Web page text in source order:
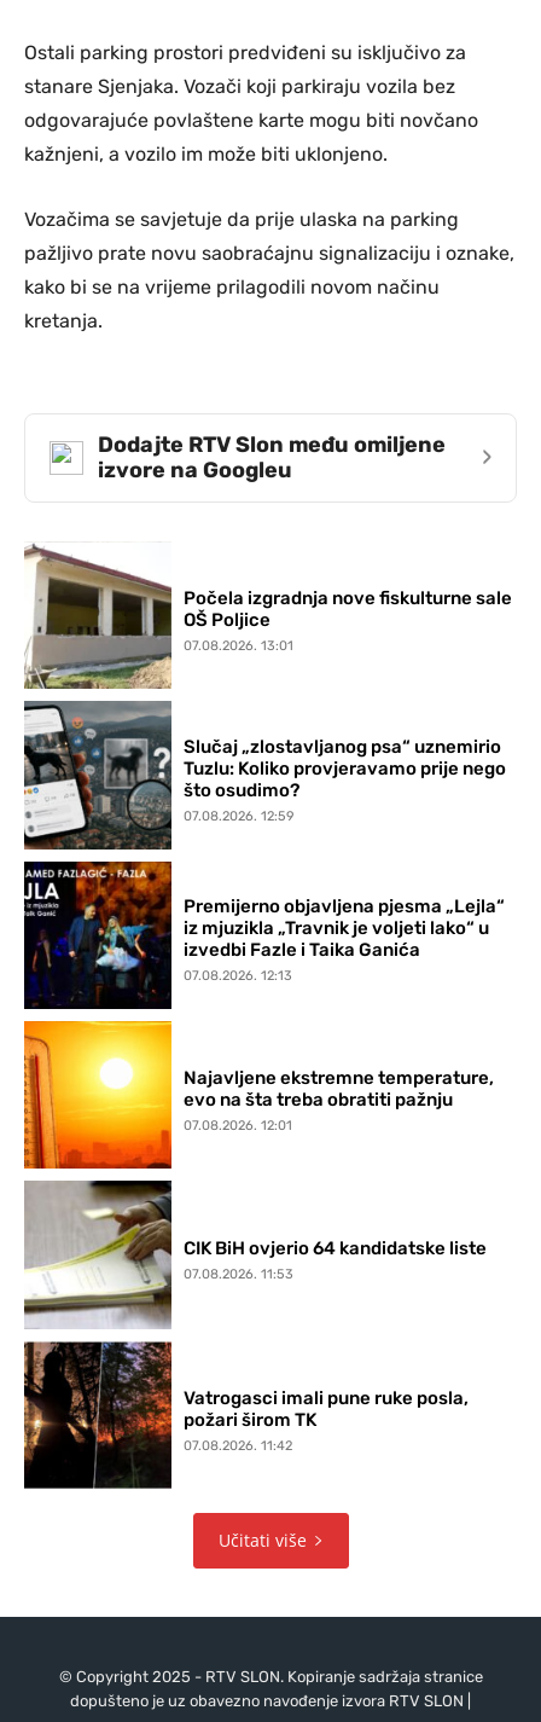
Ostali parking prostori predviđeni su isključivo za
stanare Sjenjaka. Vozači koji parkiraju vozila bez
odgovarajuće povlaštene karte mogu biti novčano
kažnjeni, a vozilo im može biti uklonjeno.
Vozačima se savjetuje da prije ulaska na parking
pažljivo prate novu saobraćajnu signalizaciju i oznake,
kako bi se na vrijeme prilagodili novom načinu
kretanja.
Dodajte RTV Slon među omiljene
izvore na Googleu
›
Počela izgradnja nove fiskulturne sale
OŠ Poljice
07.08.2026. 13:01
Slučaj „zlostavljanog psa“ uznemirio
Tuzlu: Koliko provjeravamo prije nego
što osudimo?
07.08.2026. 12:59
Premijerno objavljena pjesma „Lejla“
iz mjuzikla „Travnik je voljeti lako“ u
izvedbi Fazle i Taika Ganića
07.08.2026. 12:13
Najavljene ekstremne temperature,
evo na šta treba obratiti pažnju
07.08.2026. 12:01
CIK BiH ovjerio 64 kandidatske liste
07.08.2026. 11:53
Vatrogasci imali pune ruke posla,
požari širom TK
07.08.2026. 11:42
Učitati više
© Copyright 2025 - RTV SLON. Kopiranje sadržaja stranice
dopušteno je uz obavezno navođenje izvora RTV SLON |